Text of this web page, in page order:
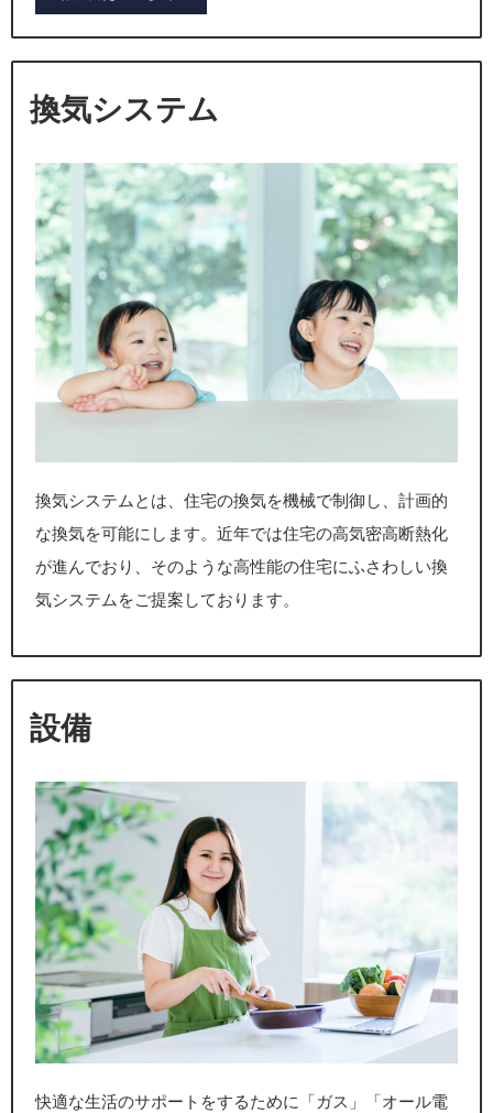
換気システム
換気システムとは、住宅の換気を機械で制御し、計画的
な換気を可能にします。近年では住宅の高気密高断熱化
が進んでおり、そのような高性能の住宅にふさわしい換
気システムをご提案しております。
設備
快適な生活のサポートをするために「ガス」「オール電